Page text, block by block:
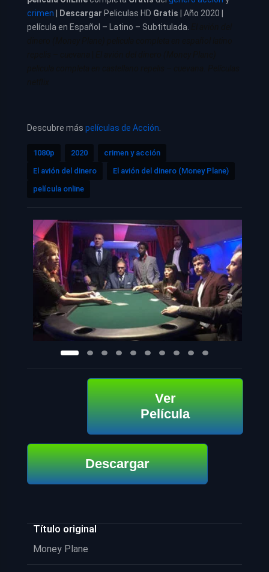
crimen
Descargar Peliculas HD Gratis | Año 2020 |
película en Español – Latino – Subtitulada.
Descubre más películas de Acción
1080p 2020
crimen y acción
El avión del dinero
El avión del dinero (Money Plane)
película online
Ver
Película
Descargar
Título original
Money Plane